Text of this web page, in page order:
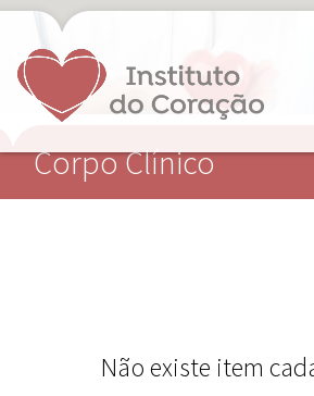
Corpo Clínico
Não existe item